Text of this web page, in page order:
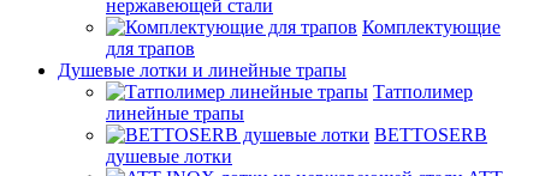
нержавеющей стали
Комплектующие
для трапов
Душевые лотки и линейные трапы
Татполимер
линейные трапы
BETTOSERB
душевые лотки